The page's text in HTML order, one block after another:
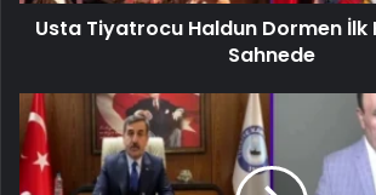
Usta Tiyatrocu Haldun Dormen İlk
Sahnede